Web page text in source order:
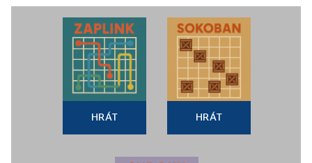
HRÁT HRÁT